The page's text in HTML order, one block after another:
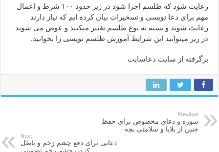
رعایت شود که طلسم اجرا شود در زیر حدود ۱۰۰ شرط و اعمال
مهم برای دعا نویسی و تسخیرات بیان کرده ایم که نیاز دارند
رعایت شوند و بسته به نوع طلسم تغییر میکنند و عوض می شوند
در زیر میتوانید این شرایط آموزش طلسم نویسی را بخوانید.
برگرفته از سایت دعاسایت
Previous
سوره و دعای مخصوص برای حفظ
جنین از بلایا و سلامتی بچه
Next
دعایی برای دفع چشم زخم و باطل
کردن چشم زخم تضمینی